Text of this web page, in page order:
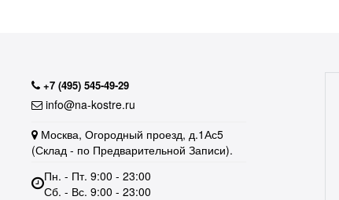
+7 (495) 545-49-29
info@na-kostre.ru
Москва, Огородный проезд, д.1Ас5
(Склад - по Предварительной Записи).
Пн. - Пт. 9:00 - 23:00
Сб. - Вс. 9:00 - 23:00